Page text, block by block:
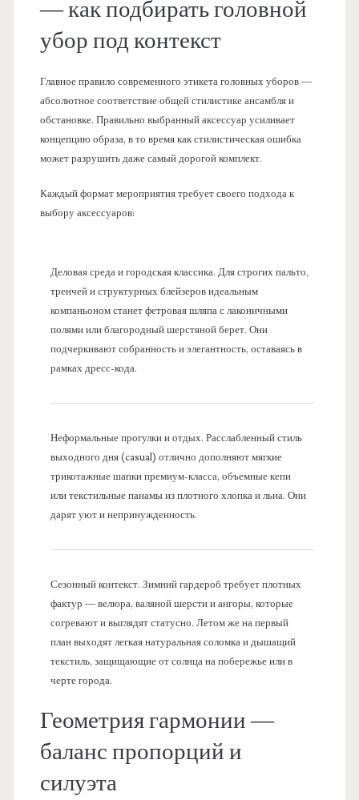
— как подбирать головной
убор под контекст
Главное правило современного этикета головных уборов —
абсолютное соответствие общей стилистике ансамбля и
обстановке. Правильно выбранный аксессуар усиливает
концепцию образа, в то время как стилистическая ошибка
может разрушить даже самый дорогой комплект.
Каждый формат мероприятия требует своего подхода к
выбору аксессуаров:
Деловая среда и городская классика. Для строгих пальто,
тренчей и структурных блейзеров идеальным
компаньоном станет фетровая шляпа с лаконичными
полями или благородный шерстяной берет. Они
подчеркивают собранность и элегантность, оставаясь в
рамках дресс-кода.
Неформальные прогулки и отдых. Расслабленный стиль
выходного дня (casual) отлично дополняют мягкие
трикотажные шапки премиум-класса, объемные кепи
или текстильные панамы из плотного хлопка и льна. Они
дарят уют и непринужденность.
Сезонный контекст. Зимний гардероб требует плотных
фактур — велюра, валяной шерсти и ангоры, которые
согревают и выглядят статусно. Летом же на первый
план выходят легкая натуральная соломка и дышащий
текстиль, защищающие от солнца на побережье или в
черте города.
Геометрия гармонии —
баланс пропорций и
силуэта